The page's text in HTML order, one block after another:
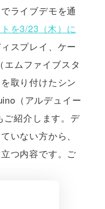
ライブデモを通
を3/23（木）に
スプレイ、ケー
ムファイブスタ
取り付けたシン
（アルデュイー
ご紹介します。デ
いない方から、
つ内容です。ご